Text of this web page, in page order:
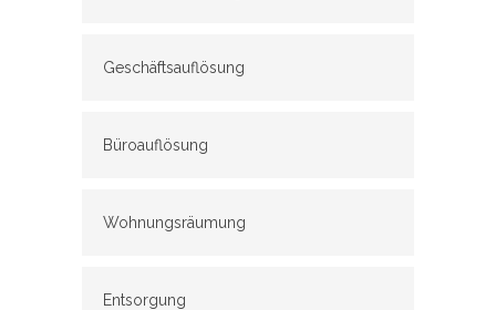
Geschäftsauflösung
Büroauflösung
Wohnungsräumung
Entsorgung